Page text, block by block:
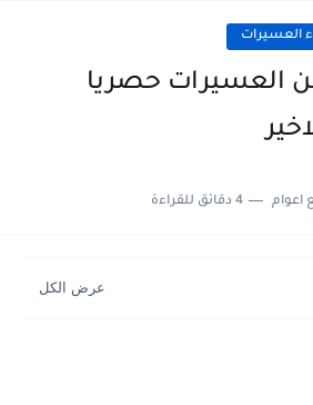
العسيرات
العسيرات حصريا
اعوام 4 دقائق للقراءة